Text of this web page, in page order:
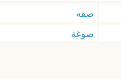
صقه
صوغة